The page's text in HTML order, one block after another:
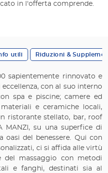
in l'offerta comprende.
utili Riduzioni &
sapientemente rinnovato e
con al suo interno
spa e piscine; camere ed
e ceramiche locali,
ristorante stellato, bar, roof
MANZI, su una superfice di
oasi del benessere. Qui con
ci si affida alle virtù
del massaggio con metodi
e fanghi, destinati sia al